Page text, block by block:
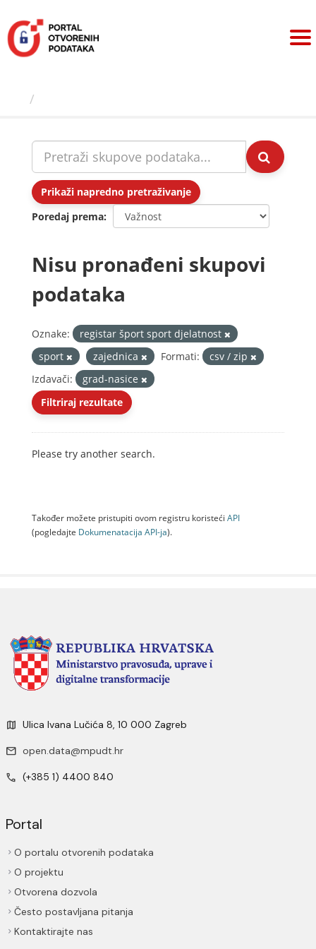
sadržaj
Prikaži napredno pretraživanje
Poredaj prema
Nisu pronađeni skupovi
podataka
Oznake:
registar šport sport djelatnost
sport
zajednica Formati:
csv / zip
Izdavači:
grad-nasice
Filtriraj rezultate
Please try another search.
Također možete pristupiti ovom registru koristeći API
(pogledajte Dokumenаtаcijа API-jа).